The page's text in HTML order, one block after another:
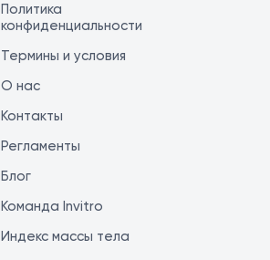
Политика
конфиденциальности
Термины и условия
О нас
Контакты
Регламенты
Блог
Команда Invitro
Индекс массы тела